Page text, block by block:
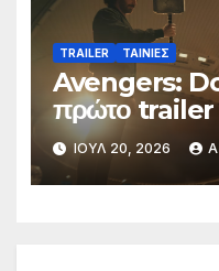
TRAILER ΤΑΙΝΙΕΣ
Avengers:
πρώτο trailer
μεγαλύτερη
της Marvel
ΙΟΎΛ 20, 2026